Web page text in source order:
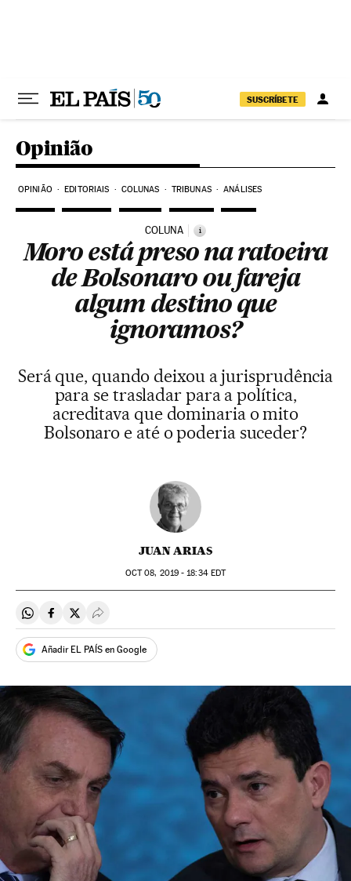
SUSCRÍBETE
Opinião
OPINIÃO EDITORIAIS COLUNAS TRIBUNAS ANÁLISES
COLUNA i
Moro está preso na ratoeira
de Bolsonaro ou fareja
algum destino que
ignoramos?
Será que, quando deixou a jurisprudência
para se trasladar para a política,
acreditava que dominaria o mito
Bolsonaro e até o poderia suceder?
JUAN ARIAS
OCT08, 2019 - 18:34EDT
Compartir en Whatsapp
Compartir en Facebook
Compartir en Twitter
Desplegar Redes Sociales
Añadir EL PAÍS en Google